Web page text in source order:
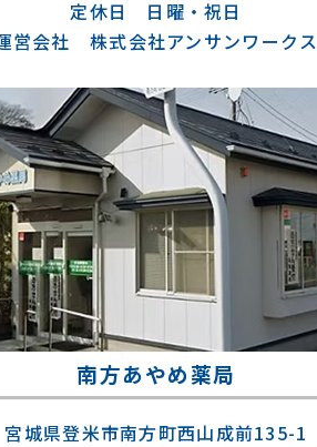
定休日 日曜・祝日
営会社 株式会社アンサンワークス
南方あやめ薬局
宮城県登米市南方町西山成前135-1